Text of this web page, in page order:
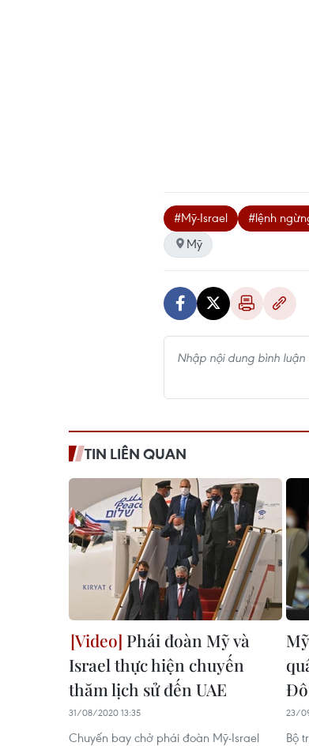
#Mỹ-Israel #lệnh
Mỹ
TIN LIÊN QUAN
Phái đoàn Mỹ và
Israel thực hiện chuyến
thăm lịch sử đến UAE
31/08/2020 13:35
Chuyến bay chở phái đoàn Mỹ-Israel
23/
Bộ